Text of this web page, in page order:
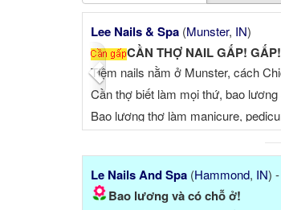
60115 ... hiện cần thợ tay chân
Thợ biết làm everything càng
xa. Xin liên lạc: 815-214...
Paris Nails
Experience
Dipping
Previous
Le Nails And Spa (Hammond, IN)
Bao lương và có chỗ ở!